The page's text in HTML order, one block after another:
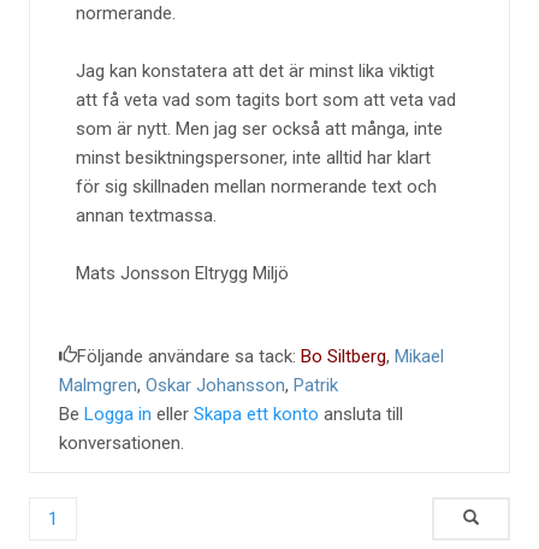
normerande.
Jag kan konstatera att det är minst lika viktigt
att få veta vad som tagits bort som att veta vad
som är nytt. Men jag ser också att många, inte
minst besiktningspersoner, inte alltid har klart
för sig skillnaden mellan normerande text och
annan textmassa.
Mats Jonsson Eltrygg Miljö
Följande användare sa tack: Bo Siltberg, Mikael
Malmgren, Oskar Johansson, Patrik
Be Logga in eller Skapa ett konto ansluta till
konversationen.
1